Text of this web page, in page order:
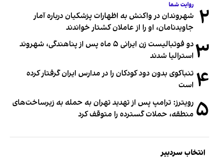
۲ روایت شما
شهروندان در واکنش به اظهارات پزشکیان درباره آمار
جاویدنامان، او را از عاملان کشتار خواندند
۳
دو فوتبالیست زن ایرانی ۵ ماه پس از پناهندگی، شهروند
استرالیا شدند
۴ تنباکوی بدون دود کودکان را در مدارس ایران گرفتار کرده
است
۵ رویترز: ترامپ پس از تهدید تهران به حمله به زیرساخت‌های
منطقه، حملات گسترده را متوقف کرد
انتخاب سردبیر